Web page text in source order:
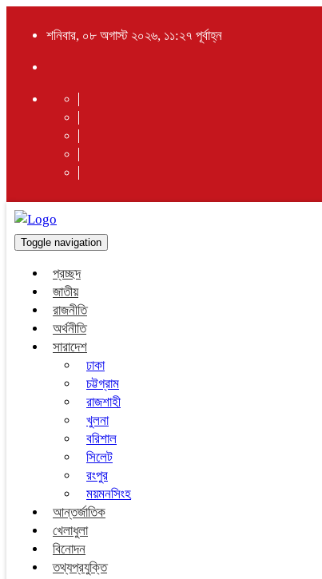
শনিবার, ০৮ অগাস্ট ২০২৬, ১১:২৭ পূর্বাহ্ন
Toggle navigation
প্রচ্ছদ
জাতীয়
রাজনীতি
অর্থনীতি
সারাদেশ
ঢাকা
চট্টগ্রাম
রাজশাহী
খুলনা
বরিশাল
সিলেট
রংপুর
ময়মনসিংহ
আন্তর্জাতিক
খেলাধুলা
বিনোদন
তথ্যপ্রযুক্তি